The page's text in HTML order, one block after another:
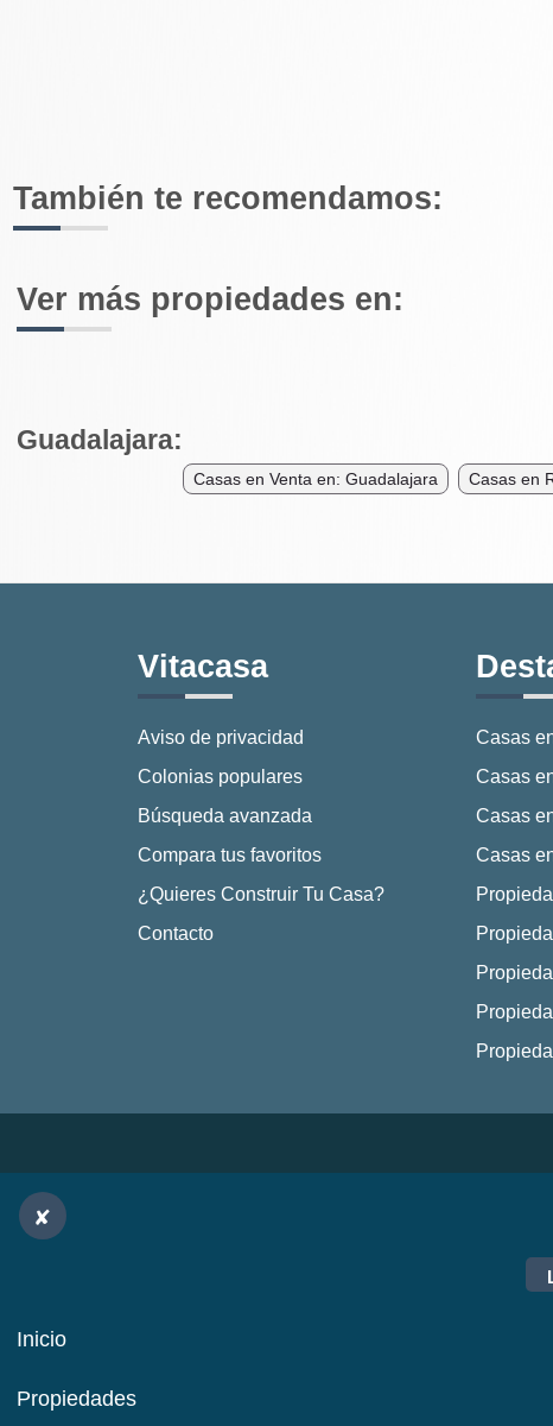
También te recomendamos:
Ver más propiedades en:
Guadalajara:
Casas en Venta en: Guadalajara Casas en
Vitacasa
Aviso de privacidad
Colonias populares
Búsqueda avanzada
Compara tus favoritos
¿Quieres Construir Tu Casa?
Contacto
Casas
Casas
Casas
Casas
Inicio
Propiedades